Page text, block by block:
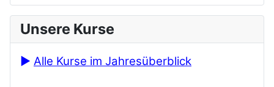
Unsere Kurse
► Alle Kurse im Jahresüberblick